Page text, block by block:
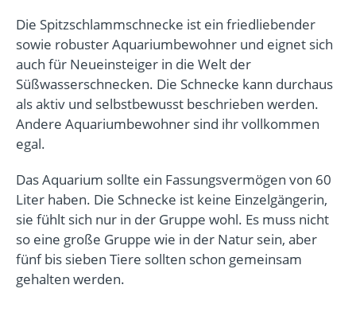
Die Spitzschlammschnecke ist ein friedliebender
sowie robuster Aquariumbewohner und eignet sich
auch für Neueinsteiger in die Welt der
Süßwasserschnecken. Die Schnecke kann durchaus
als aktiv und selbstbewusst beschrieben werden.
Andere Aquariumbewohner sind ihr vollkommen
egal.
Das Aquarium sollte ein Fassungsvermögen von 60
Liter haben. Die Schnecke ist keine Einzelgängerin,
sie fühlt sich nur in der Gruppe wohl. Es muss nicht
so eine große Gruppe wie in der Natur sein, aber
fünf bis sieben Tiere sollten schon gemeinsam
gehalten werden.